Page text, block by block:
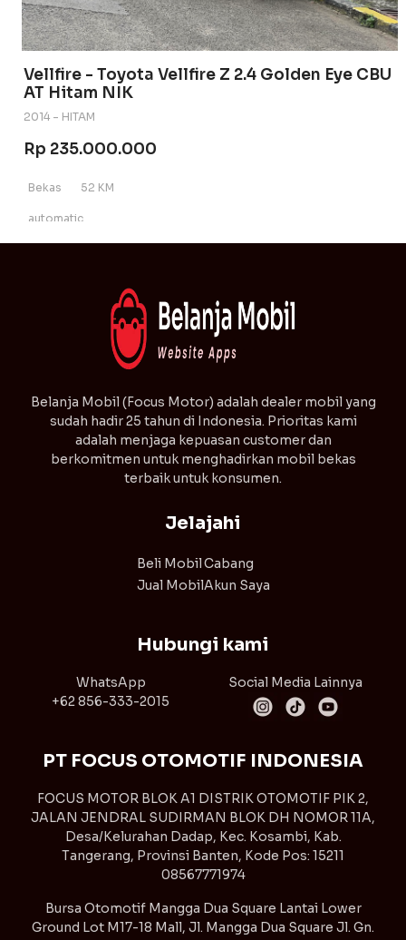
Vellfire - Toyota Vellfire Z 2.4 Golden Eye CBU
AT Hitam NIK
2014 - HITAM
Rp 235.000.000
Bekas 52 KM
automatic
⁠Belanja Mobil (Focus Motor) adalah dealer mobil yang
sudah hadir 25 tahun di Indonesia. Prioritas kami
adalah menjaga kepuasan customer dan
berkomitmen untuk menghadirkan mobil bekas
terbaik untuk konsumen.
Jelajahi
Beli Mobil
Jual Mobil
Cabang
Akun Saya
Hubungi kami
WhatsApp
+62 856-333-2015
Social Media Lainnya
PT FOCUS OTOMOTIF INDONESIA
FOCUS MOTOR BLOK A1 DISTRIK OTOMOTIF PIK 2,
JALAN JENDRAL SUDIRMAN BLOK DH NOMOR 11A,
Desa/Kelurahan Dadap, Kec. Kosambi, Kab.
Tangerang, Provinsi Banten, Kode Pos: 15211
08567771974
Bursa Otomotif Mangga Dua Square Lantai Lower
Ground Lot M17-18 Mall, Jl. Mangga Dua Square Jl. Gn.